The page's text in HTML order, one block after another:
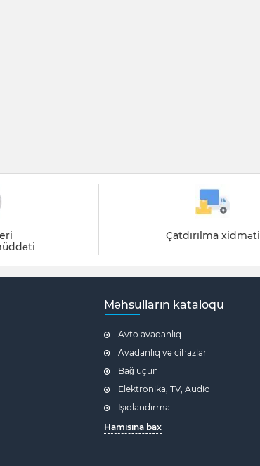
Çatdırılma xidməti
Məhsulların kataloqu
Avto avadanlıq
Avadanlıq və cihazlar
Bağ üçün
Elektronika, TV, Audio
İşıqlandırma
Hamısına bax